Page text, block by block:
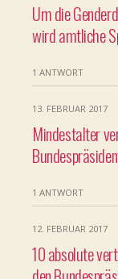
Um die
wird amtliche
1 ANTWORT
13. FEBRUAR 2017
Mindestalter
1 ANTWORT
12. FEBRUAR 2017
10 absolute